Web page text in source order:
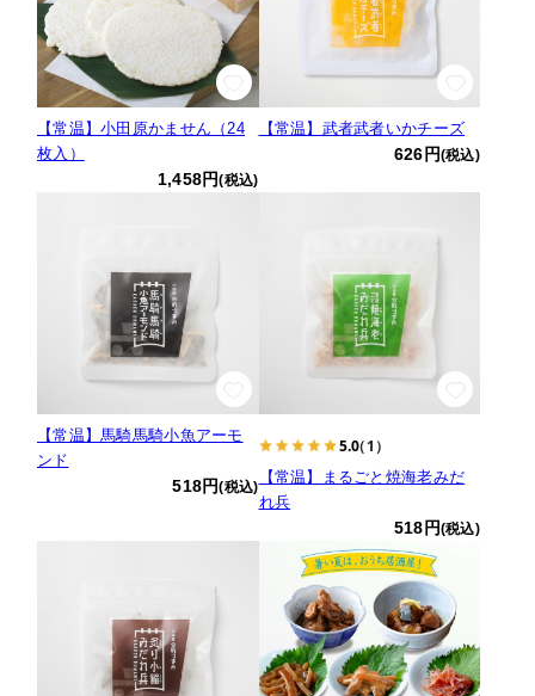
【常温】小田原かません（24
枚入）
1,458円(税込)
【常温】武者武者いかチーズ
626円(税込)
【常温】馬騎馬騎小魚アーモ
ンド
518円(税込)
5.0（1）
【常温】まるごと焼海老みだ
れ兵
518円(税込)